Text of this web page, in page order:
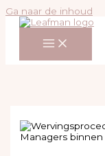
Ga naar de inhoud